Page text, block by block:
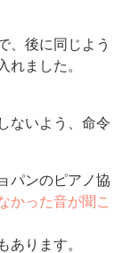
、後に同じよう
れました。
ないよう、命令
パンのピアノ協
かった音が聞こ
あります。